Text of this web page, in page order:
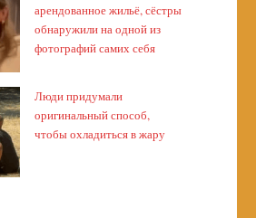
арендованное жильё, сёстры
обнаружили на одной из
фотографий самих себя
Люди придумали
оригинальный способ,
чтобы охладиться в жару